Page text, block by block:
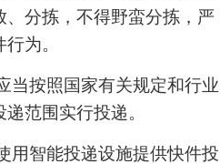
分拣，不得野蛮分拣，严
为。
按照国家有关规定和行业
范围实行投递。
智能投递设施提供快件投